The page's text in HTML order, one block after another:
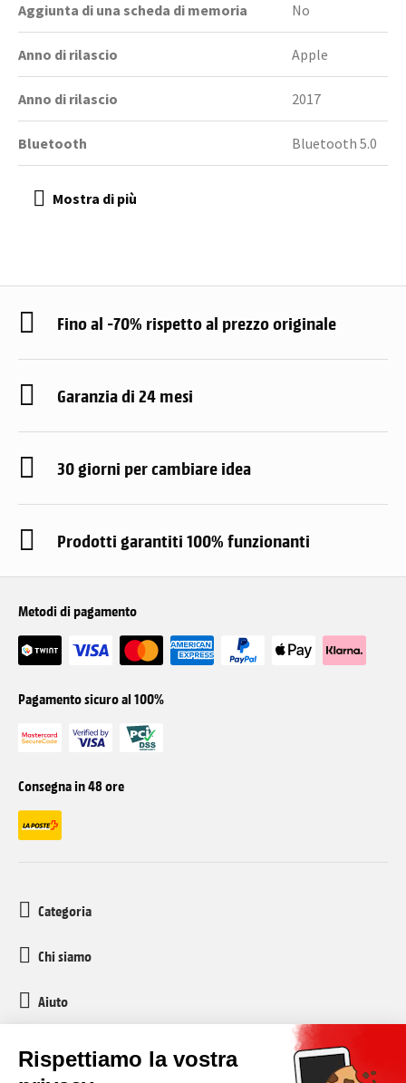
Aggiunta di una scheda di memoria No
Anno di rilascio Apple
Anno di rilascio 2017
Bluetooth Bluetooth 5.0
Fino al -70% rispetto al prezzo originale
Garanzia di 24 mesi
30 giorni per cambiare idea
Prodotti garantiti 100% funzionanti
Metodi di pagamento
Pagamento sicuro al 100%
Consegna in 48 ore
Categoria
Chi siamo
Aiuto